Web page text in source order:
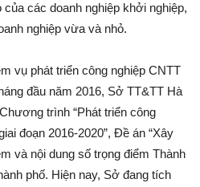
các doanh nghiệp khởi nghiệp,
nghiệp vừa và nhỏ.
vụ phát triển công nghiệp CNTT
đầu năm 2016, Sở TT&TT Hà
trình “Phát triển công
đoạn 2016-2020”, Đề án “Xây
và nội dung số trọng điểm Thành
phố. Hiện nay, Sở đang tích